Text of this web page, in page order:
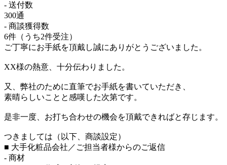
- 送付数
300通
- 商談獲得数
6件（うち2件受注）
ご丁寧にお手紙を頂戴し誠にありがとうございました。
XX様の熱意、十分伝わりました。
又、弊社のために直筆でお手紙を書いていただき、
素晴らしいことと感嘆した次第です。
是非一度、お打ち合わせの機会を頂戴できればと存じます。
つきましては（以下、商談設定）
■ 大手化粧品会社／ご担当者様からのご返信
- 商材